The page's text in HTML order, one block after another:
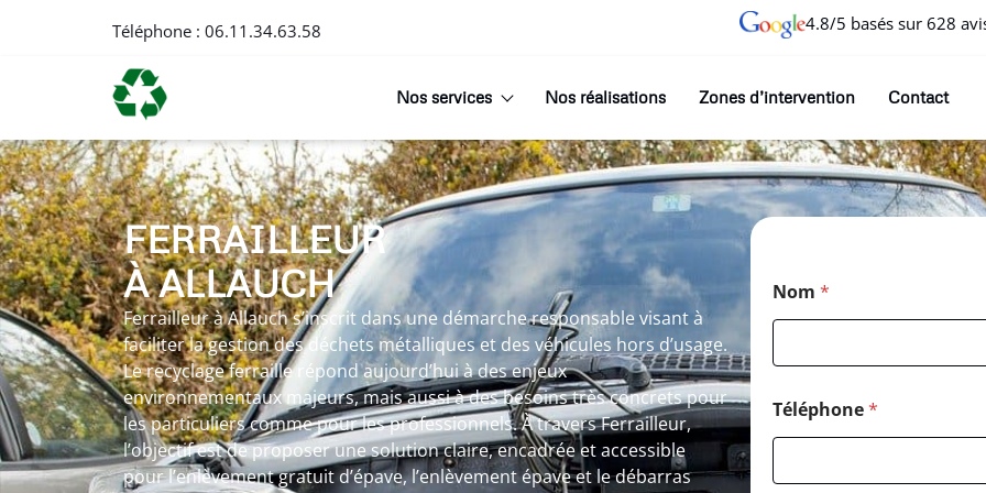
Téléphone : 06.11.34.63.58 4.8/5 basés sur 628
Nos services Nos réalisations Zones d’intervention Contact
FERRAILLEUR
À ALLAUCH
Ferrailleur à Allauch s’inscrit dans une démarche responsable visant à
faciliter la gestion des déchets métalliques et des véhicules hors d’usage.
Le recyclage ferraille répond aujourd’hui à des enjeux
environnementaux majeurs, mais aussi à des besoins très concrets pour
les particuliers comme pour les professionnels. À travers Ferrailleur,
l’objectif est de proposer une solution claire, encadrée et accessible
pour l’enlèvement gratuit d’épave, l’enlèvement épave et le débarras
Nom *
Téléphone*